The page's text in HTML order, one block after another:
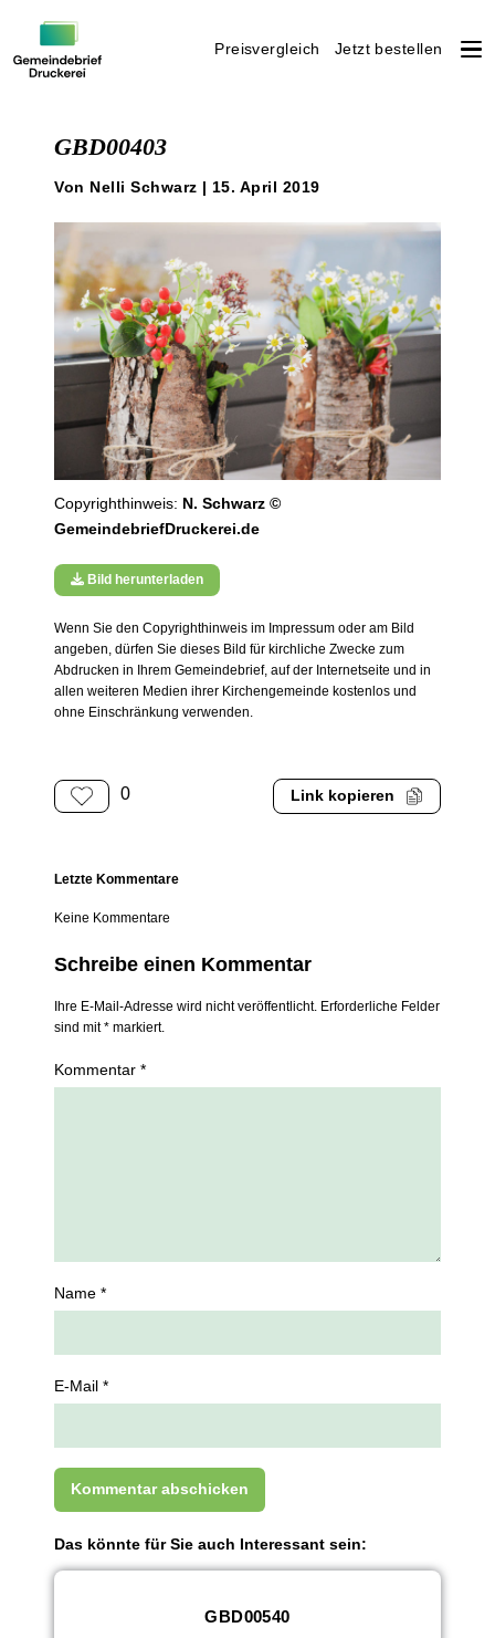
Preisvergleich Jetzt bestellen
GBD00403
Von Nelli Schwarz | 15. April 2019
Copyrighthinweis: N. Schwarz ©
GemeindebriefDruckerei.de
Bild herunterladen
Wenn Sie den Copyrighthinweis im Impressum oder am Bild
angeben, dürfen Sie dieses Bild für kirchliche Zwecke zum
Abdrucken in Ihrem Gemeindebrief, auf der Internetseite und in
allen weiteren Medien ihrer Kirchengemeinde kostenlos und
ohne Einschränkung verwenden.
0 Link kopieren
Letzte Kommentare
Keine Kommentare
Schreibe einen Kommentar
Ihre E-Mail-Adresse wird nicht veröffentlicht. Erforderliche Felder
sind mit * markiert.
Kommentar *
Name *
E-Mail *
Das könnte für Sie auch Interessant sein:
GBD00540